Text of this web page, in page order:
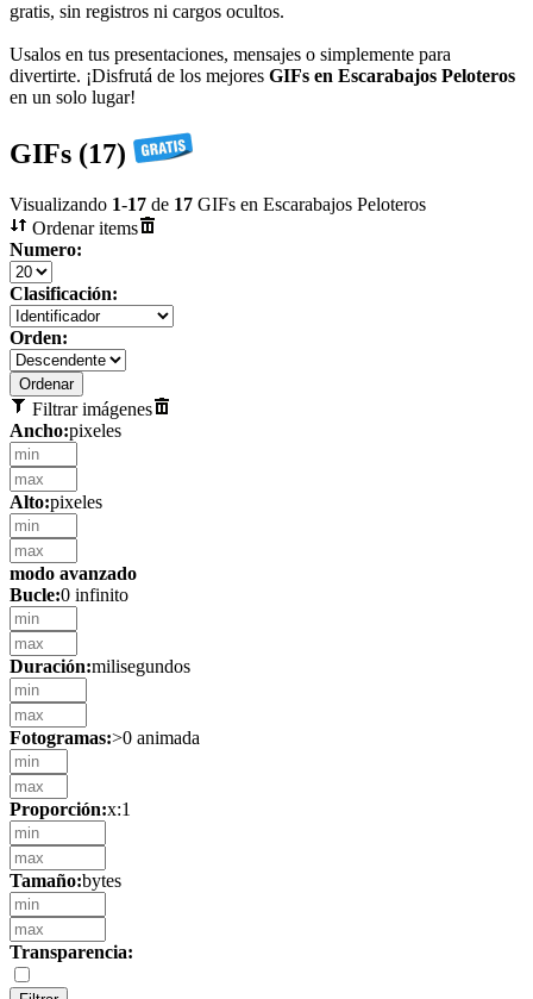
gratis, sin registros ni cargos ocultos.
Usalos en tus presentaciones, mensajes o simplemente para
divertirte. ¡Disfrutá de los mejores GIFs en Escarabajos Peloteros
en un solo lugar!
GIFs (17)
Visualizando 1-17 de 17 GIFs en Escarabajos Peloteros
Ordenar items
Numero:
Clasificación:
Orden:
Filtrar imágenes
Ancho:pixeles
Alto:pixeles
modo avanzado
Bucle:0 infinito
Duración:milisegundos
Fotogramas:>0 animada
Proporción:x:1
Tamaño:bytes
Transparencia: